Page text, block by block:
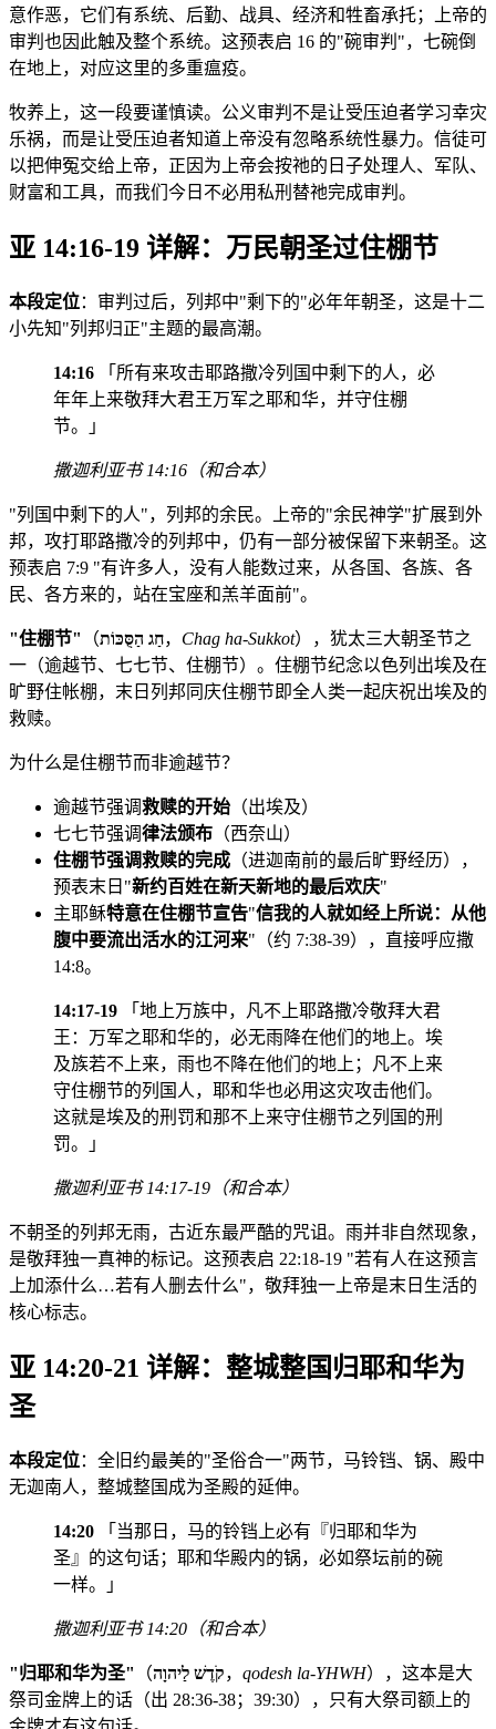
意作恶，它们有系统、后勤、战具、经济和牲畜承托；上帝的
审判也因此触及整个系统。这预表启 16 的"碗审判"，七碗倒
在地上，对应这里的多重瘟疫。
牧养上，这一段要谨慎读。公义审判不是让受压迫者学习幸灾
乐祸，而是让受压迫者知道上帝没有忽略系统性暴力。信徒可
以把伸冤交给上帝，正因为上帝会按祂的日子处理人、军队、
财富和工具，而我们今日不必用私刑替祂完成审判。
亚 14:16-19 详解：万民朝圣过住棚节
本段定位：审判过后，列邦中"剩下的"必年年朝圣，这是十二
小先知"列邦归正"主题的最高潮。
14:16 「所有来攻击耶路撒冷列国中剩下的人，必
年年上来敬拜大君王万军之耶和华，并守住棚
节。」
撒迦利亚书 14:16（和合本）
"列国中剩下的人"，列邦的余民。上帝的"余民神学"扩展到外
邦，攻打耶路撒冷的列邦中，仍有一部分被保留下来朝圣。这
预表启 7:9 "有许多人，没有人能数过来，从各国、各族、各
民、各方来的，站在宝座和羔羊面前"。
"住棚节" （חַג הַסֻּכּוֹת， Chag ha-Sukkot），犹太三大朝圣节之
一（逾越节、七七节、住棚节）。住棚节纪念以色列出埃及在
旷野住帐棚，末日列邦同庆住棚节即全人类一起庆祝出埃及的
救赎。
为什么是住棚节而非逾越节？
逾越节强调救赎的开始 （出埃及）
七七节强调律法颁布 （西奈山）
住棚节强调救赎的完成 （进迦南前的最后旷野经历），
预表末日"新约百姓在新天新地的最后欢庆"
主耶稣特意在住棚节宣告"信我的人就如经上所说：从他
腹中要流出活水的江河来"（约 7:38-39），直接呼应撒
14:8。
14:17-19 「地上万族中，凡不上耶路撒冷敬拜大君
王：万军之耶和华的，必无雨降在他们的地上。埃
及族若不上来，雨也不降在他们的地上；凡不上来
守住棚节的列国人，耶和华也必用这灾攻击他们。
这就是埃及的刑罚和那不上来守住棚节之列国的刑
罚。」
撒迦利亚书 14:17-19（和合本）
不朝圣的列邦无雨，古近东最严酷的咒诅。雨并非自然现象，
是敬拜独一真神的标记。这预表启 22:18-19 "若有人在这预言
上加添什么…若有人删去什么"，敬拜独一上帝是末日生活的
核心标志。
亚 14:20-21 详解：整城整国归耶和华为
圣
本段定位：全旧约最美的"圣俗合一"两节，马铃铛、锅、殿中
无迦南人，整城整国成为圣殿的延伸。
14:20 「当那日，马的铃铛上必有『归耶和华为
圣』的这句话；耶和华殿内的锅，必如祭坛前的碗
一样。」
撒迦利亚书 14:20（和合本）
"归耶和华为圣" （קֹדֶשׁ לַיהוָה， qodesh la-YHWH），这本是大
祭司金牌上的话（出 28:36-38；39:30），只有大祭司额上的